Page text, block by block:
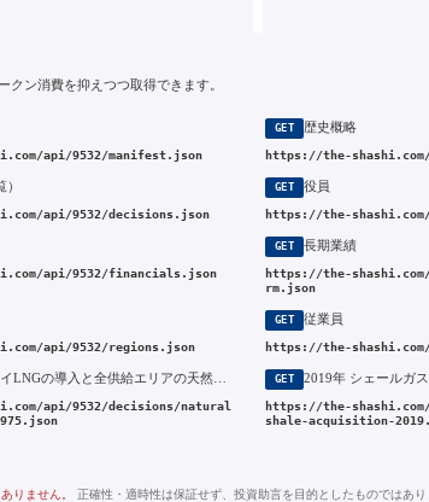
ン消費を抑えつつ取得できます。
api/9532/manifest.json
GET 歴史概略
https://the-
api/9532/decisions.json
GET 役員
https://the-
api/9532/financials.json
GET 長期業績
https://the-
rm.json
api/9532/regions.json
GET 従業員
https://the-
api/9532/decisions/natural
GET
https://the-
shale-acquisition-
りません。 正確性・適時性は保証せず、投資助言を目的としたものではあり